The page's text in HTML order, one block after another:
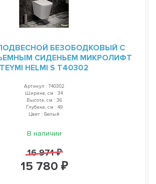
БЕЗОБОДКОВЫЙ С
СИДЕНЬЕМ МИКРОЛИФТ
TEYMI HELMI S T40302
Артикул : T40302
Ширина, см : 34
Высота, см : 36
Глубина, см : 49
Цвет : Белый
В наличии
16 971 ₽
15 780 ₽